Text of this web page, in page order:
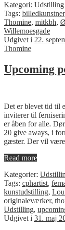
Kategori: Udstilling
Tags: billedkunstner
Thomine, mitkbh,
Willemoesgade
Udgivet i 22.
Thomine
Upcoming
Det er blevet tid til
inviterer til
er åben for alle.
20 give aways, i
gæster. Der vil
Read more
Kategorier:
Tags: cphartist,
kunstudstilling,
originaleværker,
Udstilling,
Udgivet i 31. maj